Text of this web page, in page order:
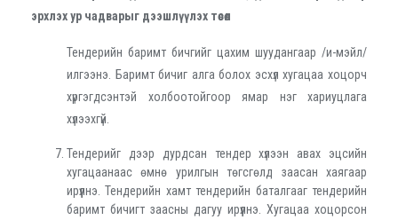
эрхлэх ур чадварыг дээшлүүлэх төсөл
Тендерийн баримт бичгийг цахим шуудангаар /и-мэйл/
илгээнэ. Баримт бичиг алга болох эсхүл хугацаа хоцорч
хүргэгдсэнтэй холбоотойгоор ямар нэг хариуцлага
хүлээхгүй.
Тендерийг дээр дурдсан тендер хүлээн авах эцсийн
хугацаанаас өмнө урилгын төгсгөлд заасан хаягаар
ирүүлнэ. Тендерийн хамт тендерийн баталгааг тендерийн
баримт бичигт заасны дагуу ирүүлнэ. Хугацаа хоцорсон